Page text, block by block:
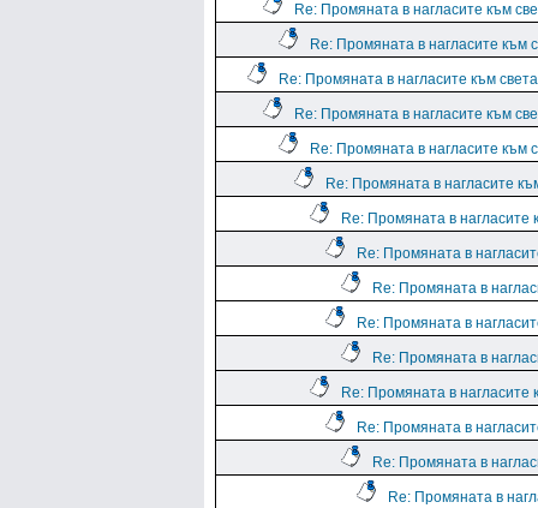
Re: Промяната в нагласите към
Re: Промяната в нагласите към
Re: Промяната в нагласите към
Re: Промяната в нагласите към
Re: Промяната в нагласите към
Re: Промяната в нагласите
Re: Промяната в нагласите
Re: Промяната в
Re: Промяната в
Re: Промяната в
Re: Промяната в
Re: Промяната в нагласите
Re: Промяната в
Re: Промяната в
Re: Промяната в